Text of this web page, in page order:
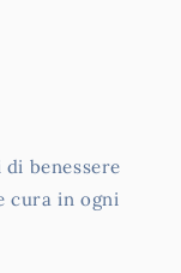
benessere
cura in ogni